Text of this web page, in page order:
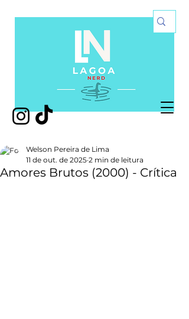
Amores Brutos (2000) - Crítica
Welson Pereira de Lima
11 de out. de 2025 2 min de leitura